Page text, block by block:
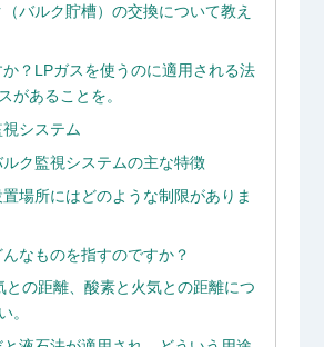
バルク貯槽）の交換について教え
？LPガスを使うのに適用される法
があることを。
システム
ク監視システムの主な特徴
置場所にはどのような制限がありま
なものを指すのですか？
との距離、酸素と火気との距離につ
。